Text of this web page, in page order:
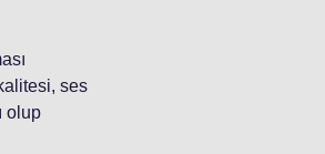
ses
olup